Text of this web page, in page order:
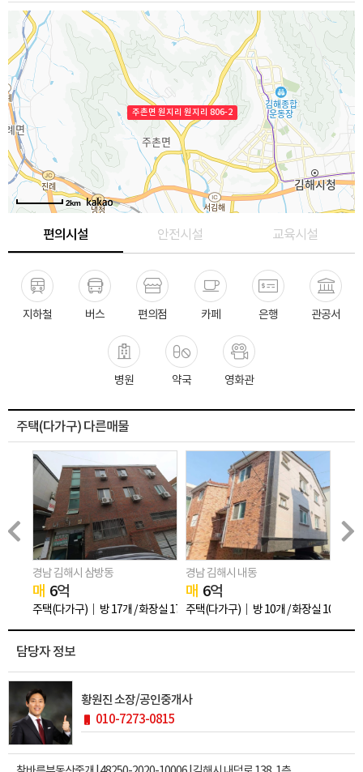
주촌면 원지리 원지리 806-2
2km
편의시설 안전시설 교육시설
지하철 버스 편의점 카페 은행 관공서
병원 약국 영화관
주택(다가구) 다른매물
실 12개
경남 김해시 삼방동
매 6억
주택(다가구) 방 17개 / 화장실 17개
경남 김해시 내동
매 6억
주택(다가구) 방 10개 / 화장실 10개
담당자 정보
황원진 소장/공인중개사
010-7273-0815